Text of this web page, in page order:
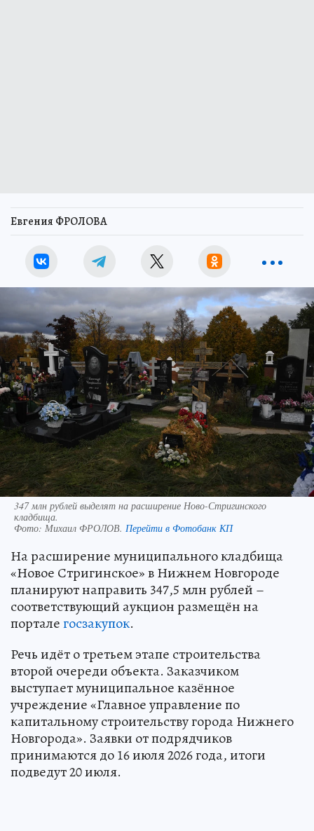
Евгения ФРОЛОВА
347 млн рублей выделят на расширение Ново-Стригинского
кладбища.
Фото: Михаил ФРОЛОВ. Перейти в Фотобанк КП
На расширение муниципального кладбища
«Новое Стригинское» в Нижнем Новгороде
планируют направить 347,5 млн рублей –
соответствующий аукцион размещён на
порталегосзакупок.
Речь идёт о третьем этапе строительства
второй очереди объекта. Заказчиком
выступает муниципальное казённое
учреждение «Главное управление по
капитальному строительству города Нижнего
Новгорода». Заявки от подрядчиков
принимаются до 16 июля 2026 года, итоги
подведут 20 июля.